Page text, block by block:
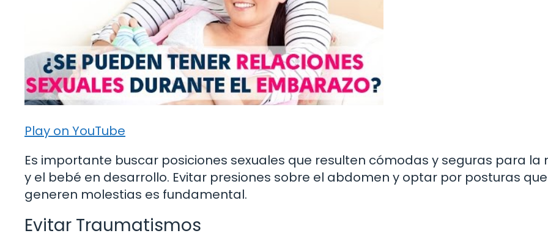
Play on YouTube
Es importante buscar posiciones sexuales que resulten cómodas y seguras para la
y el bebé en desarrollo. Evitar presiones sobre el abdomen y optar por posturas
generen molestias es fundamental.
Evitar Traumatismos